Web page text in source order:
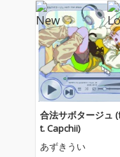
合法サボタージュ
t. Capchii)
あずきうい